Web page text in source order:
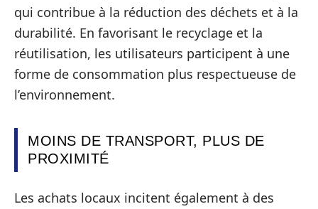
qui contribue à la réduction des déchets et à la
durabilité. En favorisant le recyclage et la
réutilisation, les utilisateurs participent à une
forme de consommation plus respectueuse de
l’environnement.
MOINS DE TRANSPORT, PLUS DE
PROXIMITÉ
Les achats locaux incitent également à des